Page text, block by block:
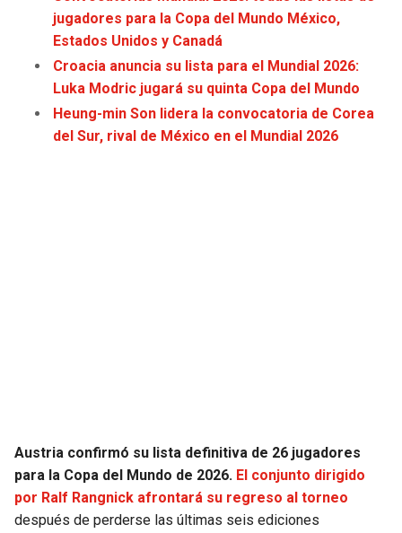
TEXANS
COLTS
JAGUARS
RAMS
49ERS
HEAT
MAGIC
WIZARDS
ROCKETS
GRIZZLIES
jugadores para la Copa del Mundo México,
Estados Unidos y Canadá
Croacia anuncia su lista para el Mundial 2026:
Luka Modric jugará su quinta Copa del Mundo
Heung-min Son lidera la convocatoria de Corea
del Sur, rival de México en el Mundial 2026
Austria confirmó su lista definitiva de 26 jugadores
para la Copa del Mundo de 2026. El conjunto dirigido
por Ralf Rangnick afrontará su regreso al torneo
después de perderse las últimas seis ediciones